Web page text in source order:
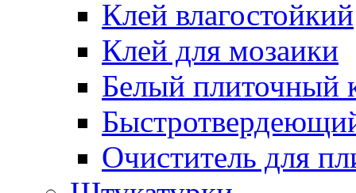
Клей влагостойкий
Клей для мозаики
Белый плиточный
Очиститель для